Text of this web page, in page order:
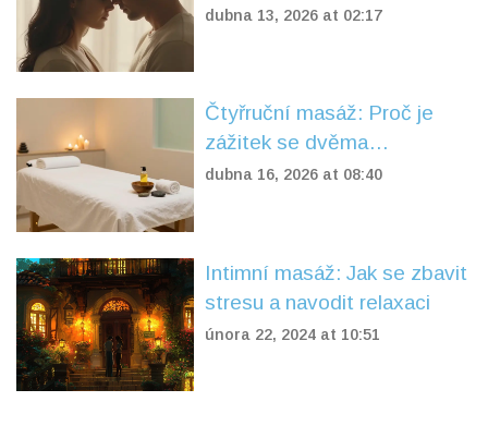
partnerský vztah
dubna 13, 2026 at 02:17
Čtyřruční masáž: Proč je
zážitek se dvěma
masérkami tak intenzivní?
dubna 16, 2026 at 08:40
Intimní masáž: Jak se zbavit
stresu a navodit relaxaci
února 22, 2024 at 10:51